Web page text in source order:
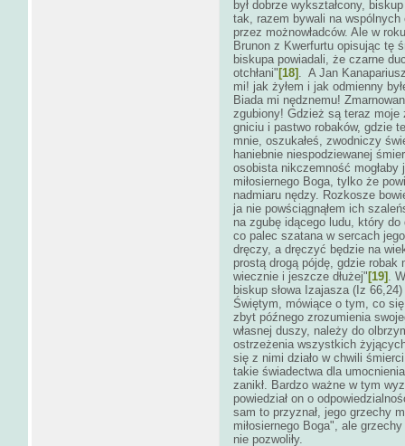
był dobrze wykształcony,
tak, razem bywali na
przez możnowładców. Ale w
Brunon z Kwerfurtu opisując tę
biskupa powiadali, że czarne
otchłani" [18] . A Jan
mi! jak żyłem i jak odmienny
Biada mi nędznemu!
zgubiony! Gdzież są teraz moje
gniciu i pastwo robaków, gdzie
mnie, oszukałeś, zwodniczy
haniebnie niespodziewanej
osobista nikczemność
miłosiernego Boga, tylko że
nadmiaru nędzy. Rozkosze
ja nie powściągnąłem ich
na zgubę idącego ludu, który
co palec szatana w sercach
dręczy, a dręczyć będzie na
prostą drogą pójdę, gdzie robak
wiecznie i jeszcze dłużej" [19] .
biskup słowa Izajasza (Iz
Świętym, mówiące o tym, co
zbyt późnego zrozumienia
własnej duszy, należy do
ostrzeżenia wszystkich
się z nimi działo w chwili
takie świadectwa dla
zanikł. Bardzo ważne w tym
powiedział on o
sam to przyznał, jego grzechy
miłosiernego Boga", ale
nie pozwoliły.